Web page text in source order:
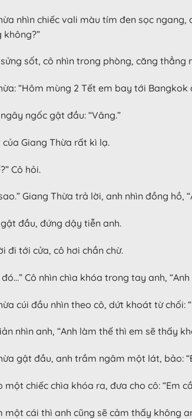
nhìn chiếc vali màu tím đen sọc
không?”
sốt, cô nhìn trong phòng, căng thẳng
“Hôm mùng 2 Tết em bay tới Bangkok
ngốc gật đầu: “Vâng.”
Giang Thừa rất kì lạ.
Cô hỏi.
Giang Thừa trả lời, anh nhìn đồng hồ,
đầu, đứng dậy tiễn anh.
đi tới cửa, cô hơi chần chừ.
đó…” Cô nhìn chìa khóa trong tay anh,
cúi đầu nhìn theo cô, dứt khoát từ chối:
nhìn anh, “Anh làm thế thì em sẽ thấy
gật đầu, anh trầm ngâm một lát, bảo:
một chiếc chìa khóa ra, đưa cho cô: “Em
một cái thì anh cũng sẽ cảm thấy không